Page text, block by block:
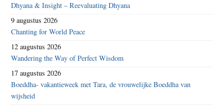
Dhyana & Insight – Reevaluating Dhyana
9 augustus 2026
Chanting for World Peace
12 augustus 2026
Wandering the Way of Perfect Wisdom
17 augustus 2026
Boeddha- vakantieweek met Tara, de vrouwelijke Boeddha van
wijsheid